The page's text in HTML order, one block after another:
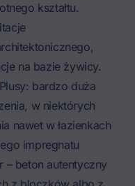
kształtu.
na bazie żywicy.
bardzo duża
w niektórych
nawet w łazienkach
impregnatu
beton autentyczny